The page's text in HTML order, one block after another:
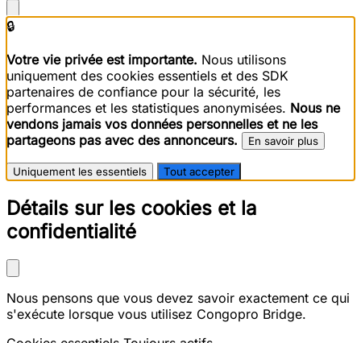
🔒
Votre vie privée est importante. Nous utilisons
uniquement des cookies essentiels et des SDK
partenaires de confiance pour la sécurité, les
performances et les statistiques anonymisées. Nous ne
vendons jamais vos données personnelles et ne les
partageons pas avec des annonceurs.
En savoir plus
Uniquement les essentiels Tout accepter
Détails sur les cookies et la
confidentialité
Nous pensons que vous devez savoir exactement ce qui
s'exécute lorsque vous utilisez Congopro Bridge.